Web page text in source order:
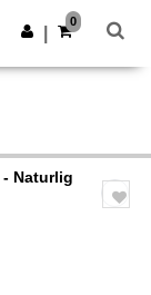
Last ned app
0
- Naturlig